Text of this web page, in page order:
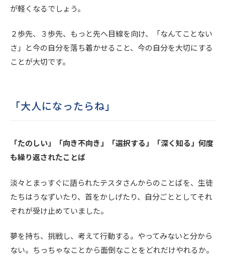
が軽くなるでしょう。
２歩先、３歩先、もっと先へ目線を向け、「なんてことない
さ」と今の自分を落ち着かせること、今の自分を大切にする
ことが大切です。
「大人になったらね」
「たのしい」「向き不向き」「選択する」「深く知る」何度
も繰り返されたことば
淡々とまっすぐに語られたテスタさんからのことばを、生徒
たちはうなずいたり、首をかしげたり、自分ごととしてそれ
ぞれが受け止めていました。
夢を持ち、挑戦し、考えて行動する。やってみないと分から
ない。ちっちゃなことから面倒なことをどれだけやれるか。